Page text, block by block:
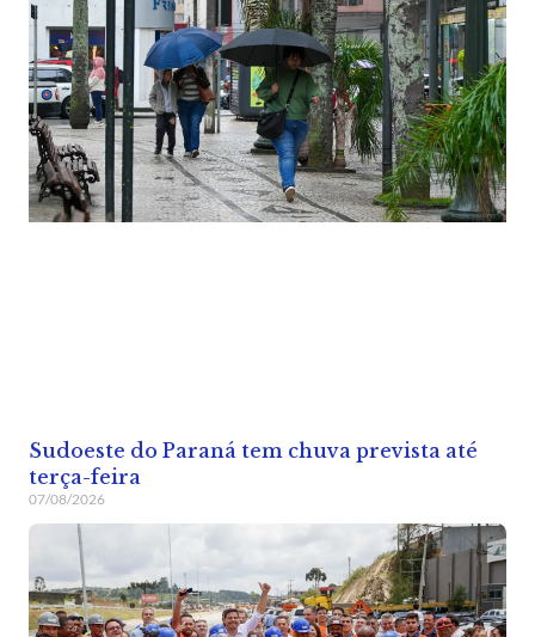
Sudoeste do Paraná tem chuva prevista até
terça-feira
07/08/2026